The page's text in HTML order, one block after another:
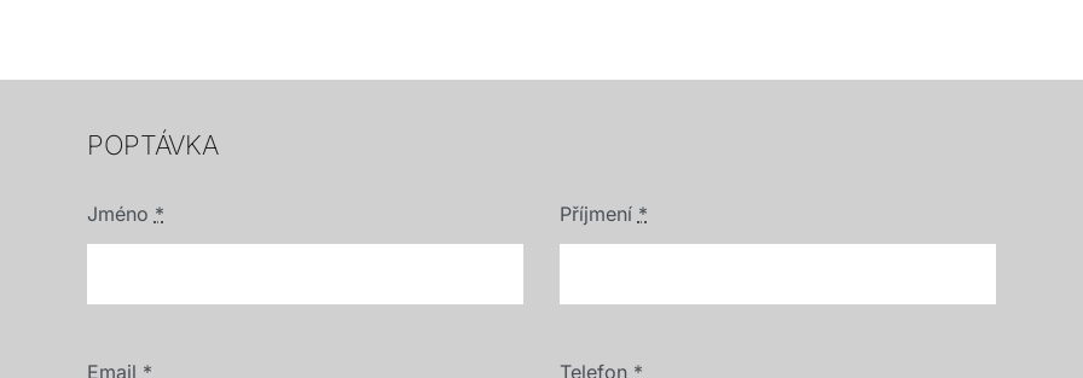
POPTÁVKA
Jméno * Příjmení *
Email * Telefon *